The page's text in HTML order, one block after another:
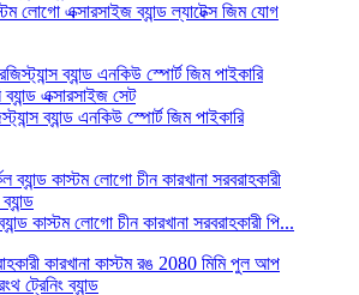
লোগো এক্সারসাইজ ব্যান্ড ল্যাটেক্স জিম যোগ
ব্যান্ড এনকিউ স্পোর্ট জিম পাইকারি
কাস্টম লোগো চীন কারখানা সরবরাহকারী পি...